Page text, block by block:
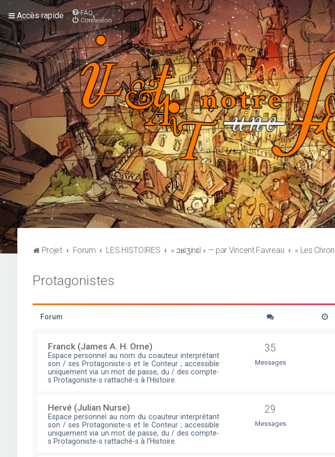
Accès rapide
FAQ
Connexion
Projet Forum LES HISTOIRES « ɔʁiʒinɛl » — par Vincent Favreau
Protagonistes
Forum
Franck (James A. H. Orne)
Espace personnel au nom du coauteur interprétant
son / ses Protagoniste-s et le Conteur ; accessible
uniquement via un mot de passe, du / des compte-
s Protagoniste-s rattaché-s à l'Histoire.
35
Messages
Hervé (Julian Nurse)
Espace personnel au nom du coauteur interprétant
son / ses Protagoniste-s et le Conteur ; accessible
uniquement via un mot de passe, du / des compte-
s Protagoniste-s rattaché-s à l'Histoire.
29
Messages